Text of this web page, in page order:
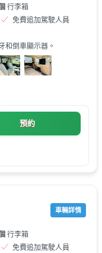
行李箱
免費追加駕駛人員
和倒車顯示器。
預約
車輛詳情
行李箱
免費追加駕駛人員